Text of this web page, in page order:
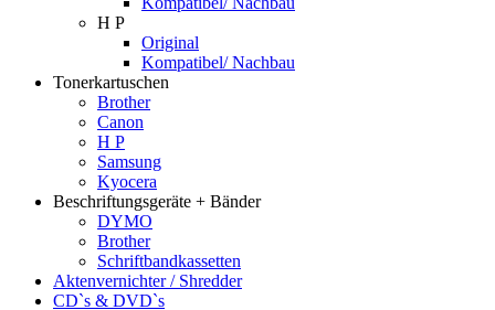
H P
Original
Kompatibel/ Nachbau
Tonerkartuschen
Brother
Canon
H P
Samsung
Kyocera
Beschriftungsgeräte + Bänder
DYMO
Brother
Schriftbandkassetten
Aktenvernichter / Shredder
CD`s & DVD`s